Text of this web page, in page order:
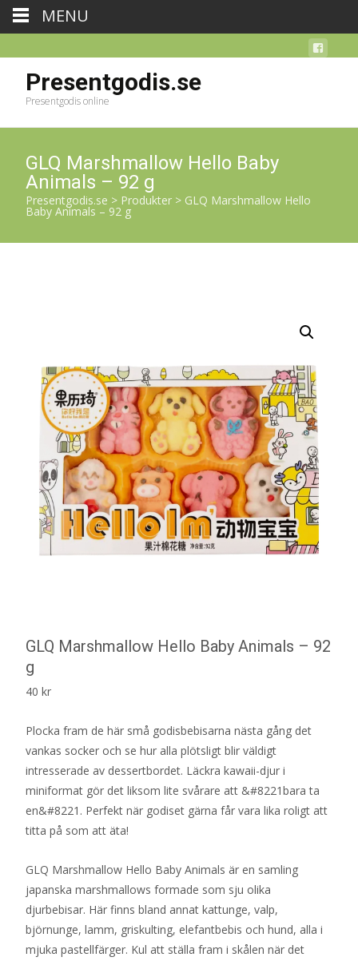
Presentgodis.se
Presentgodis online
GLQ Marshmallow Hello Baby
Animals – 92 g
Presentgodis.se > Produkter > GLQ Marshmallow Hello
Baby Animals – 92 g
GLQ Marshmallow Hello Baby Animals – 92
g
40 kr
Plocka fram de här små godisbebisarna nästa gång det
vankas socker och se hur alla plötsligt blir väldigt
intresserade av dessertbordet. Läckra kawaii-djur i
miniformat gör det liksom lite svårare att &#8221bara ta
en&#8221. Perfekt när godiset gärna får vara lika roligt att
titta på som att äta!
GLQ Marshmallow Hello Baby Animals är en samling
japanska marshmallows formade som sju olika
djurbebisar. Här finns bland annat kattunge, valp,
björnunge, lamm, griskulting, elefantbebis och hund, alla i
mjuka pastellfärger. Kul att ställa fram i skålen när det
MENU